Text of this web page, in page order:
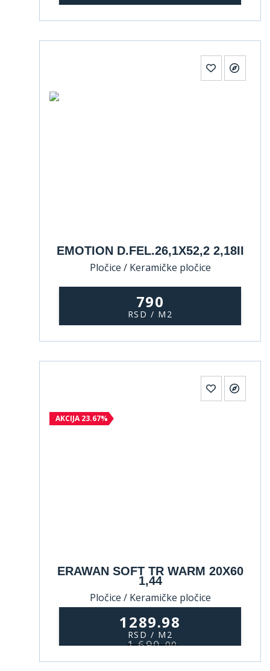
EMOTION D.FEL.26,1X52,2 2,18II
Pločice / Keramičke pločice
790
RSD / M2
AKCIJA 23.67%
ERAWAN SOFT TR WARM 20X60
1,44
Pločice / Keramičke pločice
1289.98
RSD / M2
1.690,00